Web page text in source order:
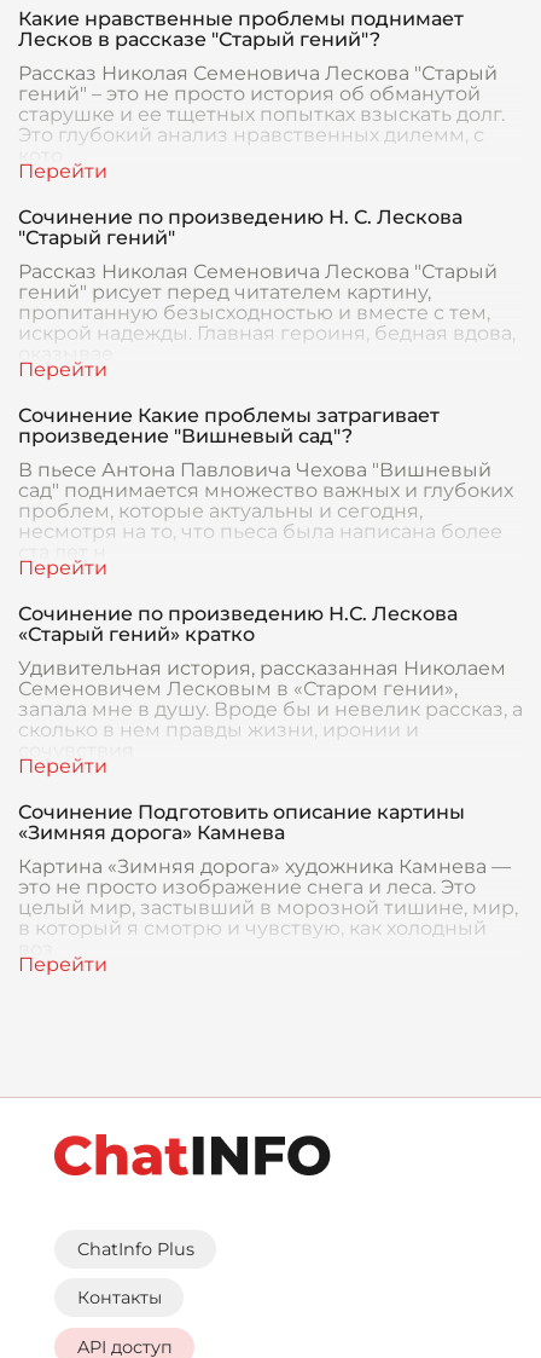
Какие нравственные проблемы поднимает
Лесков в рассказе "Старый гений"?
Рассказ Николая Семеновича Лескова "Старый
гений" – это не просто история об обманутой
старушке и ее тщетных попытках взыскать долг.
Это глубокий анализ нравственных дилемм, с
Сочинение по произведению Н. С. Лескова
"Старый гений"
Рассказ Николая Семеновича Лескова "Старый
гений" рисует перед читателем картину,
пропитанную безысходностью и вместе с тем,
искрой надежды. Главная героиня, бедная вдова,
Сочинение Какие проблемы затрагивает
произведение "Вишневый сад"?
В пьесе Антона Павловича Чехова "Вишневый
сад" поднимается множество важных и глубоких
проблем, которые актуальны и сегодня,
несмотря на то, что пьеса была написана более
Сочинение по произведению Н.С. Лескова
«Старый гений» кратко
Удивительная история, рассказанная Николаем
Семеновичем Лесковым в «Старом гении»,
запала мне в душу. Вроде бы и невелик рассказ, а
сколько в нем правды жизни, иронии и
Сочинение Подготовить описание картины
«Зимняя дорога» Камнева
Картина «Зимняя дорога» художника Камнева —
это не просто изображение снега и леса. Это
целый мир, застывший в морозной тишине, мир,
в который я смотрю и чувствую, как холодный
ChatInfo Plus
Контакты
API доступ